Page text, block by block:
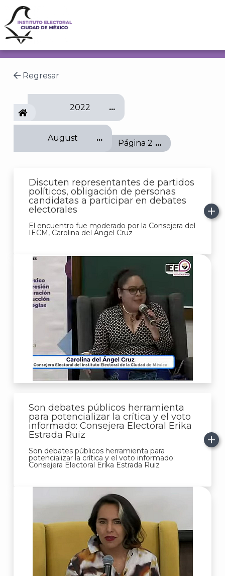
Regresar
2022
August
Página 2
Discuten representantes de partidos
políticos, obligación de personas
candidatas a participar en debates
electorales
El encuentro fue moderado por la Consejera del
IECM, Carolina del Ángel Cruz
Son debates públicos herramienta
para potencializar la crítica y el voto
informado: Consejera Electoral Erika
Estrada Ruiz
Son debates públicos herramienta para
potencializar la crítica y el voto informado:
Consejera Electoral Erika Estrada Ruiz